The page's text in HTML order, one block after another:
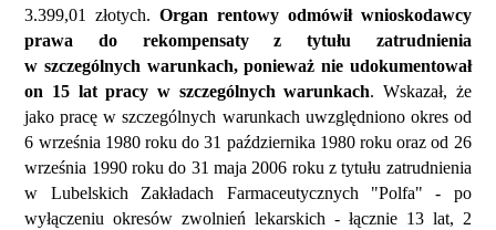
3.399,01 złotych.Organ rentowy odmówił wnioskodawcy
prawa do rekompensaty z tytułu zatrudnienia
w szczególnych warunkach, ponieważ nie udokumentował
on 15 lat pracy w szczególnych warunkach. Wskazał, że
jako pracę w szczególnych warunkach uwzględniono okres od
6 września 1980 roku do 31 października 1980 roku oraz od 26
września 1990 roku do 31 maja 2006 roku z tytułu zatrudnienia
w Lubelskich Zakładach Farmaceutycznych "Polfa" - po
wyłączeniu okresów zwolnień lekarskich - łącznie 13 lat, 2